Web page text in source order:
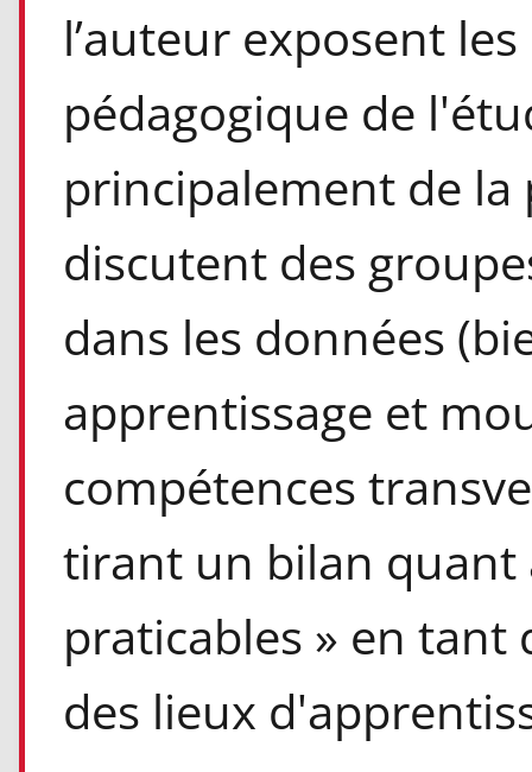
l’auteur exposent
pédagogique de
principalement de la
discutent des
dans les données
apprentissage et
compétences
tirant un bilan quant
praticables » en
des lieux